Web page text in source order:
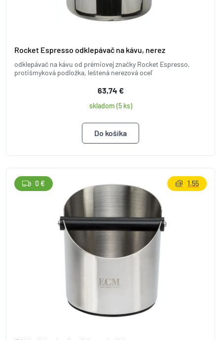
Rocket Espresso odklepávač na kávu, nerez
odklepávač na kávu od prémiovej značky Rocket Espresso,
protišmyková podložka, leštená nerezová oceľ
63,74 €
skladom (5 ks)
0 € 1.55